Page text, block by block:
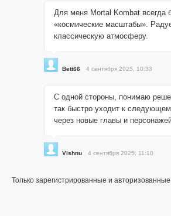
Для меня Mortal Kombat всегда
«космические масштабы».
классическую атмосферу.
Bett66 4 сентября 2025, 10:33
С одной стороны, понимаю
так быстро уходит к
через новые главы и
Vishnu 4 сентября 2025, 11:10
Только зарегистрированные и